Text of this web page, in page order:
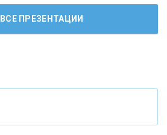
деньгами при цифровом
ВСЕ ПРЕЗЕНТАЦИИ